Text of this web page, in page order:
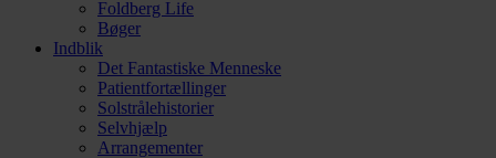
Foldberg Life
Bøger
Indblik
Det Fantastiske Menneske
Patientfortællinger
Solstrålehistorier
Selvhjælp
Arrangementer